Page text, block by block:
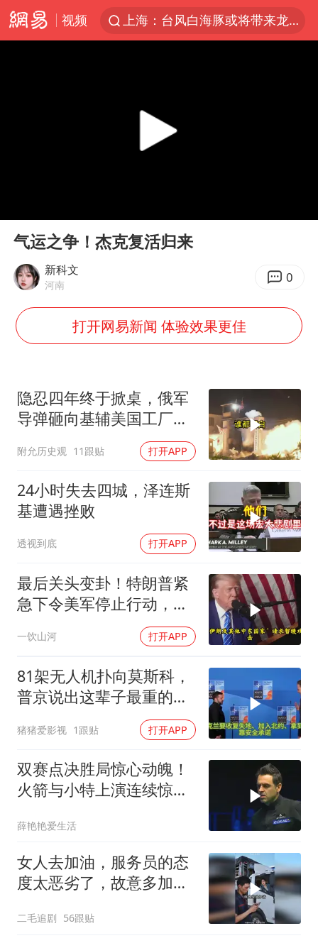
视频
上海：台风白海豚或将带来龙卷风
秋天的第一杯奶茶到底有多火
美股存储板块集体大跌
我国外贸延续良好增长态势
国防部：中国军队坚决反制任何闹海挑衅图谋
女儿为争财产堵门阻挠父亲出殡
夯实基础开新局
Play
气运之争！杰克复活归来
新科文
河南 0
打开网易新闻 体验效果更佳
隐忍四年终于掀桌，俄军
导弹砸向基辅美国工厂，
附允历史观 11跟贴 打开APP
24小时失去四城，泽连斯
基遭遇挫败
透视到底 打开APP
最后关头变卦！特朗普紧
急下令美军停止行动，他
认清了残酷的现实！
一饮山河 打开APP
81架无人机扑向莫斯科，
普京说出这辈子最重的一
猪猪爱影视 1跟贴 打开APP
双赛点决胜局惊心动魄！
火箭与小特上演连续惊险
薛艳艳爱生活
女人去加油，服务员的态
度太恶劣了，故意多加油
二毛追剧 56跟贴